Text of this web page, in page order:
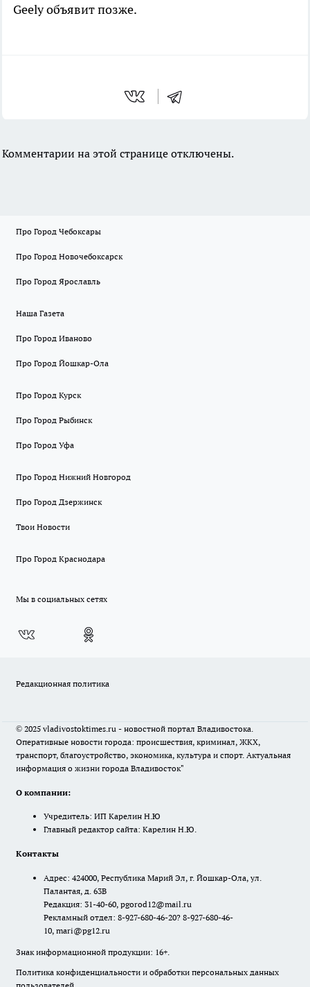
Geely объявит позже.
Комментарии на этой странице отключены.
Про Город Чебоксары
Про Город Новочебоксарск
Про Город Ярославль
Наша Газета
Про Город Иваново
Про Город Йошкар-Ола
Про Город Курск
Про Город Рыбинск
Про Город Уфа
Про Город Нижний Новгород
Про Город Дзержинск
Твои Новости
Про Город Краснодара
Мы в социальных сетях
Редакционная политика
© 2025 vladivostoktimes.ru - новостной портал Владивостока.
Оперативные новости города: происшествия, криминал, ЖКХ,
транспорт, благоустройство, экономика, культура и спорт. Актуальная
информация о жизни города Владивосток"
О компании:
Учредитель: ИП Карелин Н.Ю
Главный редактор сайта: Карелин Н.Ю.
Контакты
Адрес: 424000, Республика Марий Эл, г. Йошкар-Ола, ул.
Палантая, д. 63В
Редакция: 31-40-60, pgorod12@mail.ru
Рекламный отдел: 8-927-680-46-20? 8-927-680-46-
10, mari@pg12.ru
Знак информационной продукции: 16+.
Политика конфиденциальности и обработки персональных данных